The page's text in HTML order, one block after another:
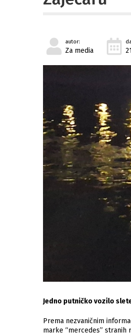
autor:
Za media
Jedno putničko vozilo
Prema nezvaničnim
marke “mercedes” stranih